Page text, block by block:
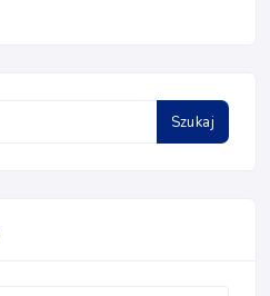
Szukaj